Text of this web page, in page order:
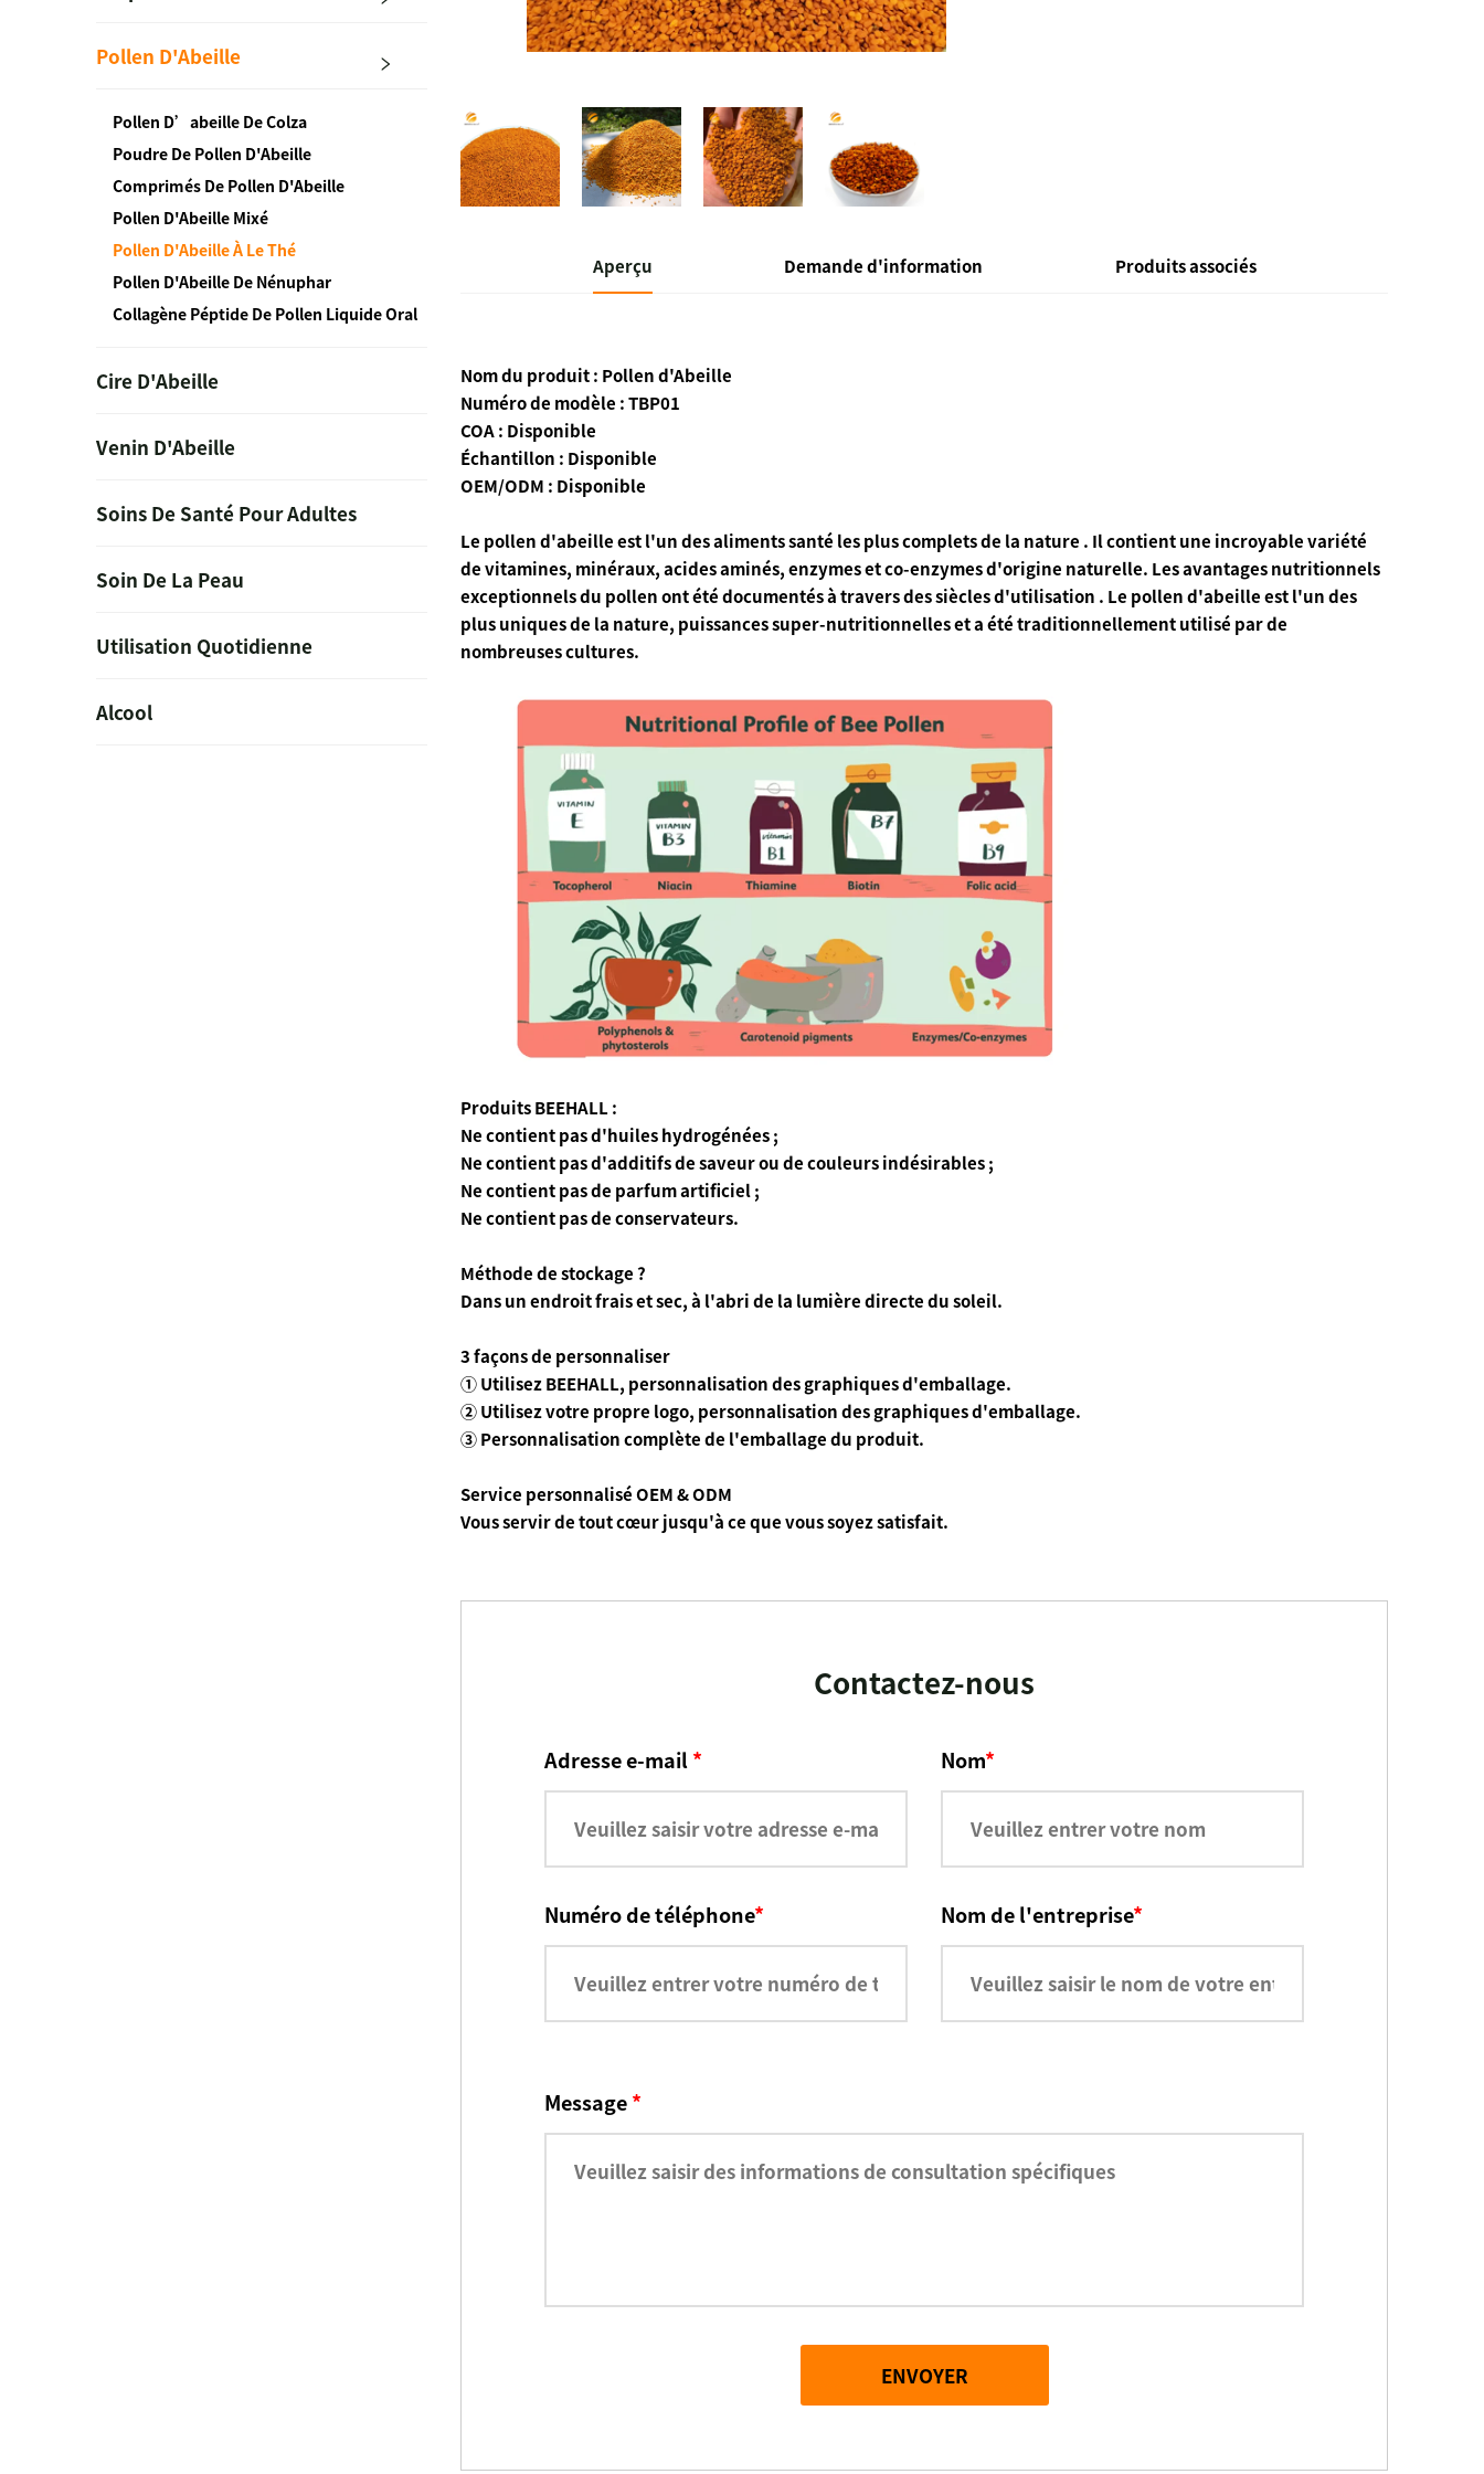
Pollen D'Abeille
Pollen D’abeille De Colza
Poudre De Pollen D'Abeille
Comprimés De Pollen D'Abeille
Pollen D'Abeille Mixé
Pollen D'Abeille À Le Thé
Pollen D'Abeille De Nénuphar
Collagène Péptide De Pollen Liquide Oral
Cire D'Abeille
Venin D'Abeille
Soins De Santé Pour Adultes
Soin De La Peau
Utilisation Quotidienne
Alcool
Aperçu Demande d'information Produits associés
Nom du produit : Pollen d'Abeille
Numéro de modèle : TBP01
COA : Disponible
Échantillon : Disponible
OEM/ODM : Disponible
Le pollen d'abeille est l'un desaliments santé les plus complets de la nature . Il contient une incroyable variété
de vitamines, minéraux, acides aminés, enzymes et co-enzymes d'origine naturelle. Les avantages nutritionnels
exceptionnels du pollen ont été documentés à traversdes siècles d'utilisation . Le pollen d'abeille est l'un des
plus uniques de la nature, puissances super-nutritionnelleset a été traditionnellement utilisé par de
nombreuses cultures.
Produits BEEHALL :
Ne contient pas d'huiles hydrogénées ;
Ne contient pas d'additifs de saveur ou de couleurs indésirables ;
Ne contient pas de parfum artificiel ;
Ne contient pas de conservateurs.
Méthode de stockage ?
Dans un endroit frais et sec, à l'abri de la lumière directe du soleil.
3 façons de personnaliser
① Utilisez BEEHALL, personnalisation des graphiques d'emballage.
② Utilisez votre propre logo, personnalisation des graphiques d'emballage.
③ Personnalisation complète de l'emballage du produit.
Service personnalisé OEM & ODM
Vous servir de tout cœur jusqu'à ce que vous soyez satisfait.
Contactez-nous
Adresse e-mail * Nom*
Numéro de téléphone* Nom de l'entreprise*
Message*
ENVOYER